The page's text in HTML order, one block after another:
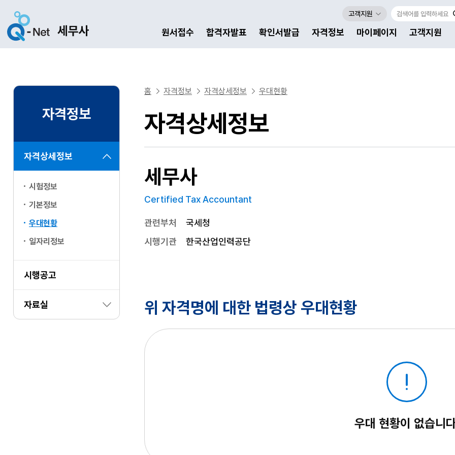
원서접수 합격자발표 확인서발급 자격정보 마이페이지 고객지원
고객지원
자격정보
자격상세정보
시험정보
기본정보
우대현황
일자리정보
시행공고
자료실
홈 자격정보 자격상세정보 우대현황
자격상세정보
세무사
Certified Tax Accountant
관련부처
국세청
시행기관
한국산업인력공단
위 자격명에 대한 법령상 우대현황
우대 현황이 없습니